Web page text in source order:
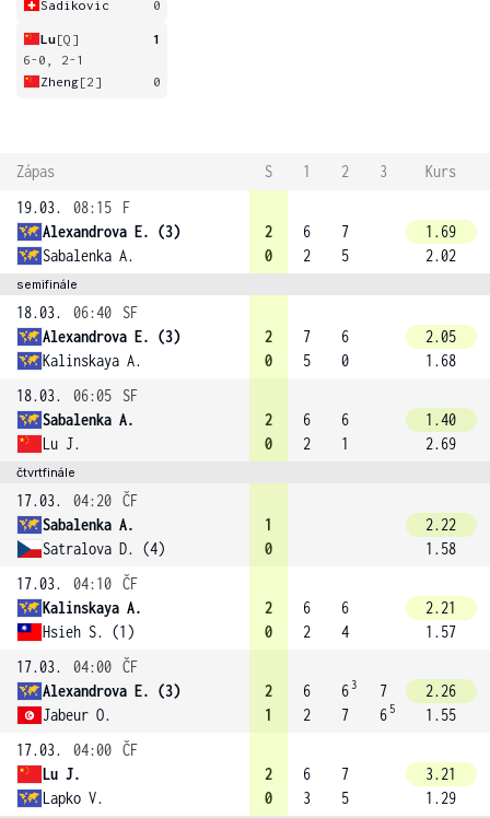
Sadikovic
0
Lu[Q]
1
6-0, 2-1
Zheng[2] 0
Zápas S 1 2 3
Kurs
19.03.
08:15
F
Alexandrova E. (3)
Sabalenka A.
2
0
6
2
7
5
1.69
2.02
semifinále
18.03. 06:40
SF
Alexandrova E. (3)
Kalinskaya A.
2
0
7
5
6
0
2.05
1.68
18.03.
06:05
SF
Sabalenka A.
Lu J.
2
0
6
2
6
1
1.40
2.69
čtvrtfinále
17.03. 04:20 ČF
Sabalenka A.
Satralova D. (4)
1
0
2.22
1.58
17.03.
04:10 ČF
Kalinskaya A.
Hsieh S. (1)
2
0
6
2
6
4
2.21
1.57
17.03.
04:00 ČF
Alexandrova E. (3)
Jabeur O.
2
1
6
2
6 3
7
7
6 5
2.26
1.55
17.03.
04:00 ČF
Lu J.
Lapko V.
2
0
6
3
7
5
3.21
1.29